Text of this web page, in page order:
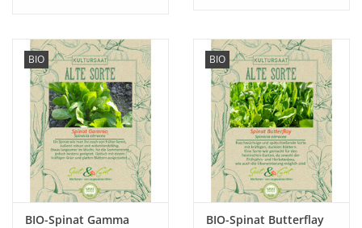
BIO
BIO-Spinat Gamma
BIO
BIO-Spinat Butterflay